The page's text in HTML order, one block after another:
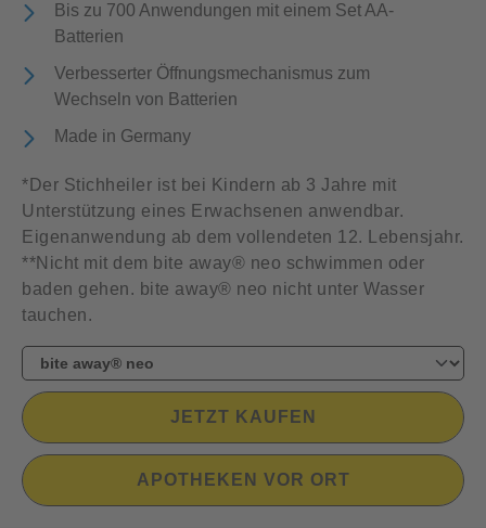
Bis zu 700 Anwendungen mit einem Set AA-
Batterien
Verbesserter Öffnungsmechanismus zum
Wechseln von Batterien
Made in Germany
*Der Stichheiler ist bei Kindern ab 3 Jahre mit
Unterstützung eines Erwachsenen anwendbar.
Eigenanwendung ab dem vollendeten 12. Lebensjahr.
**Nicht mit dem bite away® neo schwimmen oder
baden gehen. bite away® neo nicht unter Wasser
tauchen.
JETZT KAUFEN
APOTHEKEN VOR ORT